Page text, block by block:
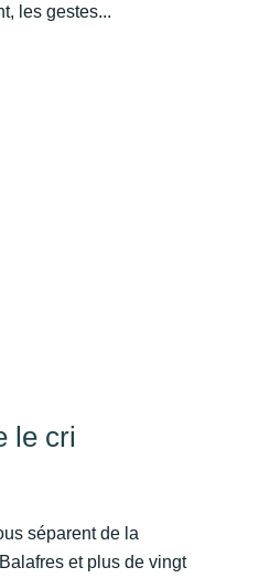
les gestes...
le cri
séparent de la
et plus de vingt